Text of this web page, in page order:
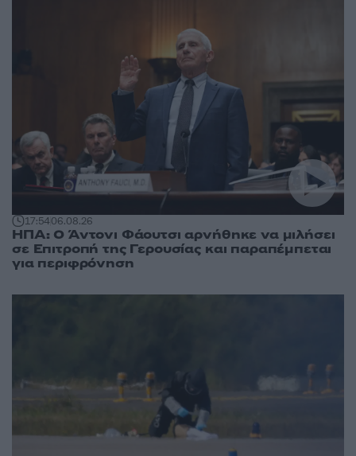
17:5406.08.26
ΗΠΑ: Ο Άντονι Φάουτσι αρνήθηκε να μιλήσει
σε Επιτροπή της Γερουσίας και παραπέμπεται
για περιφρόνηση